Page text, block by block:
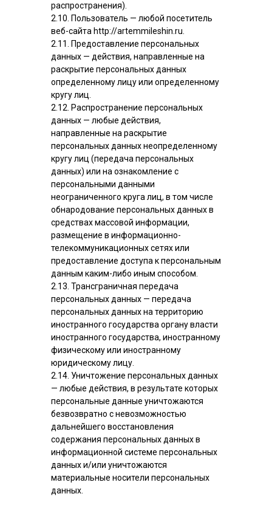
распространения).
2.10. Пользователь — любой посетитель
веб-сайта http://artemmileshin.ru.
2.11. Предоставление персональных
данных — действия, направленные на
раскрытие персональных данных
определенному лицу или определенному
кругу лиц.
2.12. Распространение персональных
данных — любые действия,
направленные на раскрытие
персональных данных неопределенному
кругу лиц (передача персональных
данных) или на ознакомление с
персональными данными
неограниченного круга лиц, в том числе
обнародование персональных данных в
средствах массовой информации,
размещение в информационно-
телекоммуникационных сетях или
предоставление доступа к персональным
данным каким-либо иным способом.
2.13. Трансграничная передача
персональных данных — передача
персональных данных на территорию
иностранного государства органу власти
иностранного государства, иностранному
физическому или иностранному
юридическому лицу.
2.14. Уничтожение персональных данных
— любые действия, в результате которых
персональные данные уничтожаются
безвозвратно с невозможностью
дальнейшего восстановления
содержания персональных данных в
информационной системе персональных
данных и/или уничтожаются
материальные носители персональных
данных.